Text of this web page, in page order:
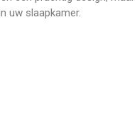
uw slaapkamer.